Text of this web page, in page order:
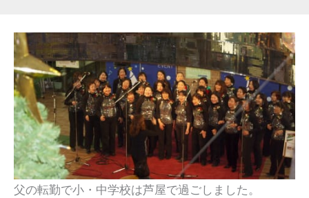
父の転勤で小・中学校は芦屋で過ごしました。